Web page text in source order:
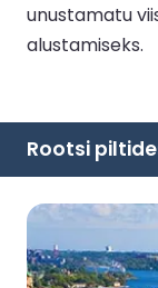
unustamatu
alustamiseks.
Rootsi